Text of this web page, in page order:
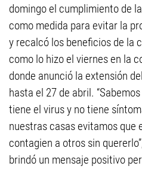
domingo el cumplimiento de
como medida para evitar la
y recalcó los beneficios de la
como lo hizo el viernes en la
donde anunció la extensión
hasta el 27 de abril.
tiene el virus y no tiene
nuestras casas evitamos que
contagien a otros sin
brindó un mensaje positivo